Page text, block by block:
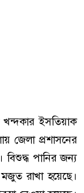
খন্দকার ইসতিয়াক
জেলা প্রশাসনের
বিশুদ্ধ পানির জন্য
রাখা হয়েছে।